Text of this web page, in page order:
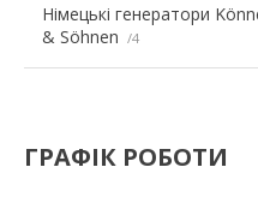
Німецькі генератори
& Söhnen
4
ГРАФІК РОБОТИ